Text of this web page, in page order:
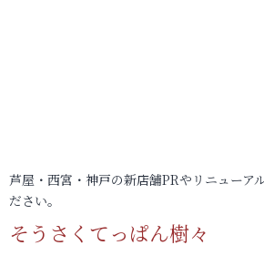
芦屋・西宮・神戸の新店舗PRやリニューア
ださい。
そうさくてっぱん樹々